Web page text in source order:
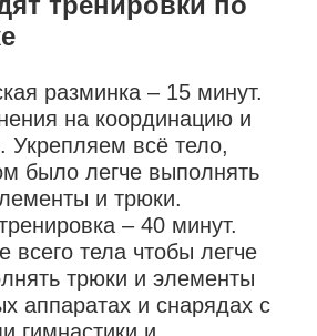
разминка – 15 минут.
на координацию и
всё тело,
было легче выполнять
и трюки.
– 40 минут.
всего тела чтобы легче
трюки и элементы
аппаратах и снарядах с